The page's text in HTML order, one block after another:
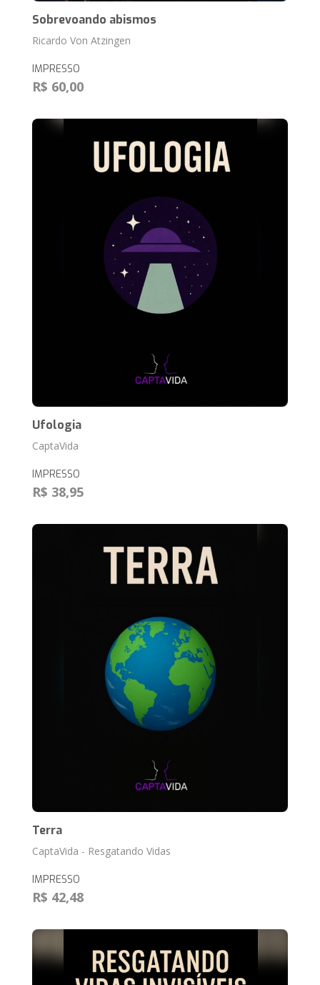
Sobrevoando abismos
Ricardo Von Atzingen
IMPRESSO
R$ 60,00
Ufologia
CaptaVida
IMPRESSO
R$ 38,95
Terra
CaptaVida - Resgatando Vidas
IMPRESSO
R$ 42,48